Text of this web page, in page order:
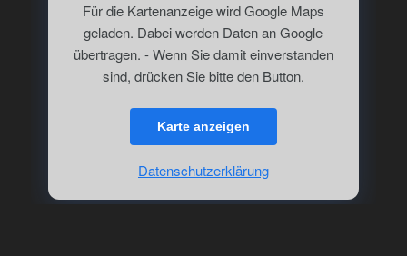
Für die Kartenanzeige wird Google Maps
geladen. Dabei werden Daten an Google
übertragen. - Wenn Sie damit einverstanden
sind, drücken Sie bitte den Button.
Karte anzeigen
Datenschutzerklärung